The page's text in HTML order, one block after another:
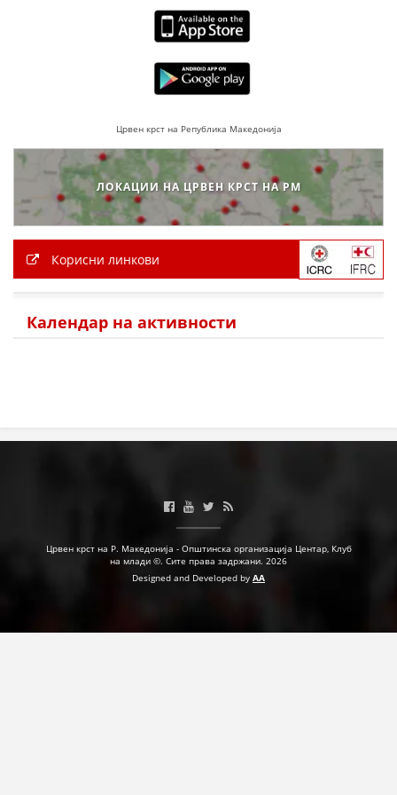
СТРАТЕГИИ
ЕДУКАТИВНО ИНФОРМАТИВНИ МАТЕРИЈАЛИ
БРОШУРИ
ПРЕЗЕНТАЦИИ
Црвен крст на Република Македонија
ЛОКАЦИИ НА ЦРВЕН КРСТ НА РМ
Корисни линкови
Календар на активности
Црвен крст на Р. Македонија - Општинска организација Центар, Клуб
на млади ©. Сите права задржани. 2026
Designed and Developed by AA